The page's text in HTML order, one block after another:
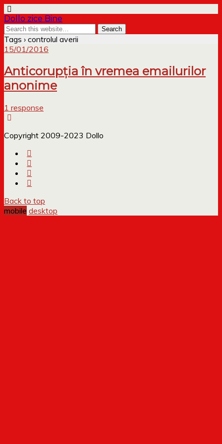
Dollo zice Bine
Tags › controlul averii
15/01/2016
Anticorupția în vremea emailurilor
anonime
1 response
Copyright 2009-2023 Dollo
Back to top
mobile desktop